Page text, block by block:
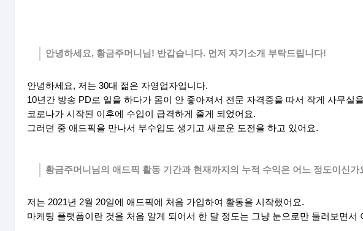
안녕하세요, 황금주머니님! 반갑습니다. 먼저 자기소개 부탁드립니다!
안녕하세요, 저는 30대 젊은 자영업자입니다.
10년간 방송 PD로 일을 하다가 몸이 안 좋아져서 전문 자격증을 따서 작게 사무실
코로나가 시작된 이후에 수입이 급격하게 줄게 되었어요.
그러던 중 애드픽을 만나서 부수입도 생기고 새로운 도전을 하고 있어요.
황금주머니님의 애드픽 활동 기간과 현재까지의 누적 수익은 어느 정도이신가
저는 2021년 2월 20일에 애드픽에 처음 가입하여 활동을 시작했어요.
마케팅 플랫폼이란 것을 처음 알게 되어서 한 달 정도는 그냥 눈으로만 둘러보면서